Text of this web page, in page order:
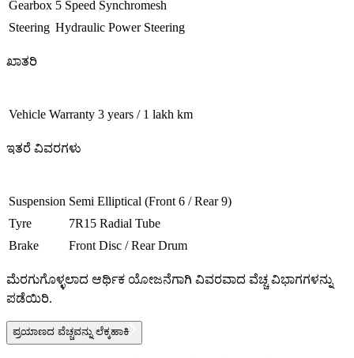
Gearbox 5 Speed Synchromesh
Steering Hydraulic Power Steering
ಖಾತರಿ
Vehicle Warranty 3 years / 1 lakh km
ಇತರೆ ವಿವರಗಳು
Suspension Semi Elliptical (Front 6 / Rear 9)
Tyre
7R15 Radial Tube
Brake
Front Disc / Rear Drum
ಮೆರಗುಗೊಳ್ಳಲಾದ ಆರ್ಥಿಕ ಯೋಜನೆಗಾಗಿ ವಿವರವಾದ ವೆಚ್ಚ ವಿಭಾಗಗಳನ್ನು
ಪಡೆಯಿರಿ.
ಪ್ರಯಾಣದ ವೆಚ್ಚವನ್ನು ಲೆಕ್ಕಹಾಕಿ